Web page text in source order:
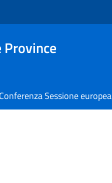
Conferenza Sessione europea